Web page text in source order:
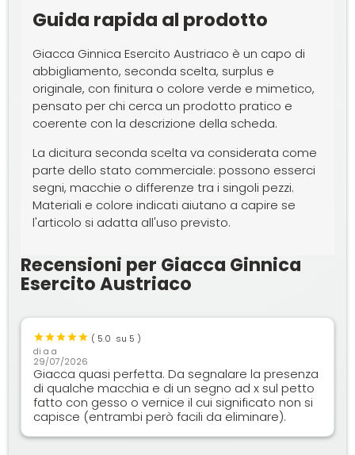
Guida rapida al prodotto
Giacca Ginnica Esercito Austriaco è un capo di
abbigliamento, seconda scelta, surplus e
originale, con finitura o colore verde e mimetico,
pensato per chi cerca un prodotto pratico e
coerente con la descrizione della scheda.
La dicitura seconda scelta va considerata come
parte dello stato commerciale: possono esserci
segni, macchie o differenze tra i singoli pezzi.
Materiali e colore indicati aiutano a capire se
l'articolo si adatta all'uso previsto.
Recensioni per Giacca Ginnica
Esercito Austriaco
( 5.0 su 5 )
dia a
29/07/2026
Giacca quasi perfetta. Da segnalare la presenza
di qualche macchia e di un segno ad x sul petto
fatto con gesso o vernice il cui significato non si
capisce (entrambi però facili da eliminare).